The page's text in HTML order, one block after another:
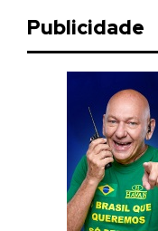
Publicidade